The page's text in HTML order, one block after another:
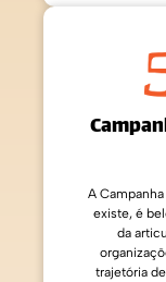
A
existe, é
da
trajetória